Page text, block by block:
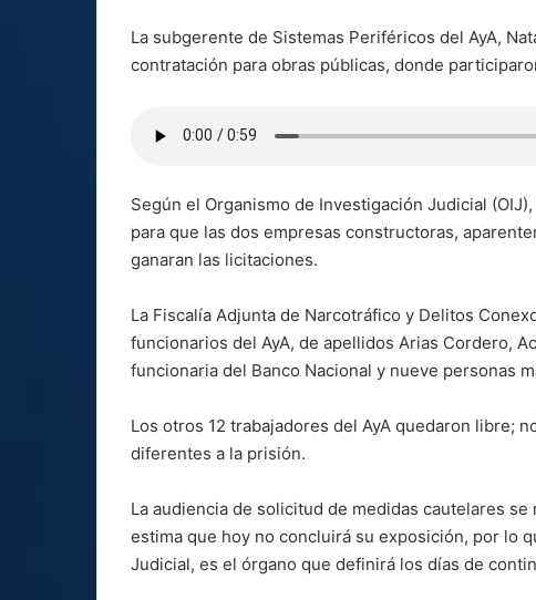
La subgerente de Sistemas Periféricos del AyA,
contratación para obras públicas, donde
Según el Organismo de Investigación Judicial
para que las dos empresas constructoras,
ganaran las licitaciones.
La Fiscalía Adjunta de Narcotráfico y Delitos
funcionarios del AyA, de apellidos Arias Cordero,
funcionaria del Banco Nacional y nueve personas
Los otros 12 trabajadores del AyA quedaron libre;
diferentes a la prisión.
La audiencia de solicitud de medidas cautelares
estima que hoy no concluirá su exposición, por lo
Judicial, es el órgano que definirá los días de